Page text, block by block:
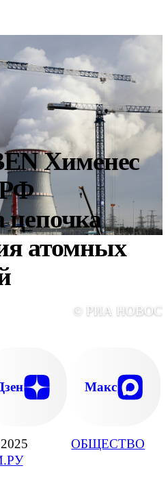
ОБЩЕСТВО
Хименес
РФ
цепочка
атомных
© РИА
Макс